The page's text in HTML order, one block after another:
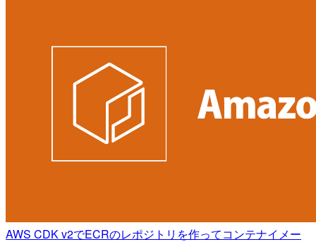
AWS CDK v2でECRのレポジトリを作ってコンテナイメー